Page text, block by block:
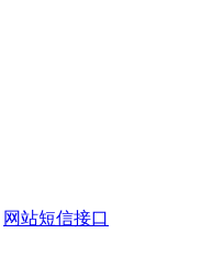
网站短信接口